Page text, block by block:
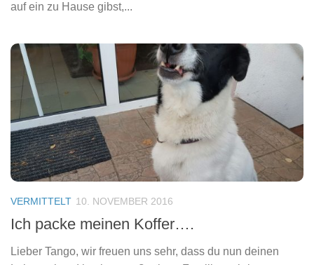
auf ein zu Hause gibst,...
VERMITTELT 10. NOVEMBER 2016
Ich packe meinen Koffer….
Lieber Tango, wir freuen uns sehr, dass du nun deinen